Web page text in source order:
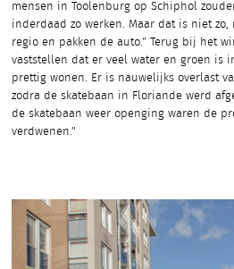
mensen in Toolenburg op Schiphol
inderdaad zo werken. Maar dat is niet
regio en pakken de auto." Terug bij het
vaststellen dat er veel water en groen is
prettig wonen. Er is nauwelijks overlast
zodra de skatebaan in Floriande werd
de skatebaan weer openging waren de
verdwenen."